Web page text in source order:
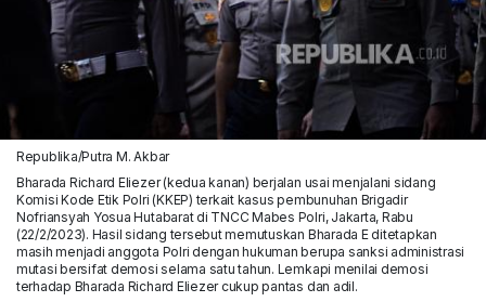
Republika/Putra M. Akbar
Bharada Richard Eliezer (kedua kanan) berjalan usai menjalani sidang
Komisi Kode Etik Polri (KKEP) terkait kasus pembunuhan Brigadir
Nofriansyah Yosua Hutabarat di TNCC Mabes Polri, Jakarta, Rabu
(22/2/2023). Hasil sidang tersebut memutuskan Bharada E ditetapkan
masih menjadi anggota Polri dengan hukuman berupa sanksi administrasi
mutasi bersifat demosi selama satu tahun. Lemkapi menilai demosi
terhadap Bharada Richard Eliezer cukup pantas dan adil.